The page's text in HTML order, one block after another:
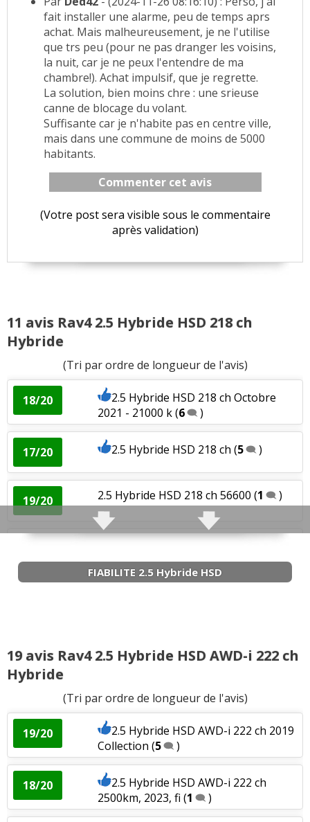
fait installer une alarme, peu de temps aprs
achat. Mais malheureusement, je ne l'utilise
que trs peu (pour ne pas dranger les voisins,
la nuit, car je ne peux l'entendre de ma
chambre!). Achat impulsif, que je regrette.
La solution, bien moins chre : une srieuse
canne de blocage du volant.
Suffisante car je n'habite pas en centre ville,
mais dans une commune de moins de 5000
habitants.
Commenter cet avis
(Votre post sera visible sous le commentaire
après validation)
11 avis Rav4 2.5 Hybride HSD 218 ch
Hybride
(Tri par ordre de longueur de l'avis)
18/20
2.5 Hybride HSD 218 ch Octobre
2021 - 21000 k(6 )
17/20 2.5 Hybride HSD 218 ch (5 )
19/20 2.5 Hybride HSD 218 ch 56600 (1 )
4000km(8)
04/20
2019(5)
2.5 Hybride HSD 218 ch 7000km août
2019( 6 )
18/20
2.5 Hybride HSD 218 ch, juillet 2020,
3000km,(1)
2.5 Hybride HSD 218 ch 18000 KM
FIABILITE 2.5 Hybride HSD
19 avis Rav4 2.5 Hybride HSD AWD-i 222 ch
Hybride
(Tri par ordre de longueur de l'avis)
19/20
2.5 Hybride HSD AWD-i 222 ch 2019
Collection (5 )
18/20
2.5 Hybride HSD AWD-i 222 ch
2500km, 2023, fi (1 )